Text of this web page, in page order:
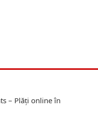
– Plăți online în